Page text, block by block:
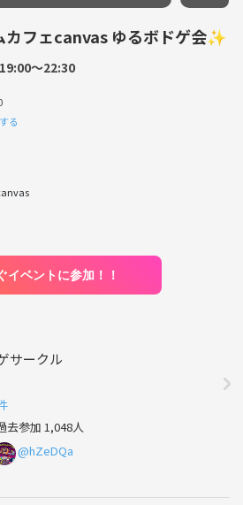
フェcanvas ゆるボドゲ会✨
〜22:30
る
イベントに参加！！
サークル
去参加 1,048人
@hZeDQa